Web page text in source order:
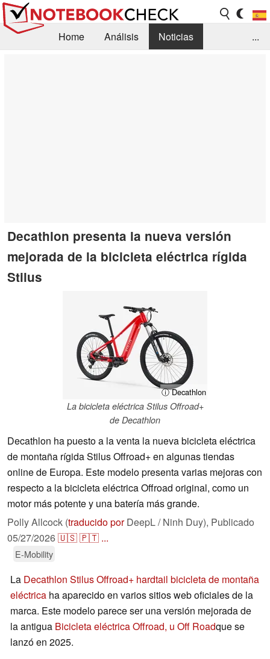
Home Análisis
Noticias
...
Decathlon presenta la nueva versión
mejorada de la bicicleta eléctrica rígida
Stilus
ⓘ Decathlon
La bicicleta eléctrica Stilus Offroad+
de Decathlon
Decathlon ha puesto a la venta la nueva bicicleta eléctrica
de montaña rígida Stilus Offroad+ en algunas tiendas
online de Europa. Este modelo presenta varias mejoras con
respecto a la bicicleta eléctrica Offroad original, como un
motor más potente y una batería más grande.
Polly Allcock (traducido porDeepL / Ninh Duy), Publicado
05/27/2026🇺🇸🇵🇹 ...
E-Mobility
La Decathlon Stilus Offroad+ hardtail bicicleta de montaña
eléctrica ha aparecido en varios sitios web oficiales de la
marca. Este modelo parece ser una versión mejorada de
la antigua Bicicleta eléctrica Offroad, u Off Roadque se
lanzó en 2025.